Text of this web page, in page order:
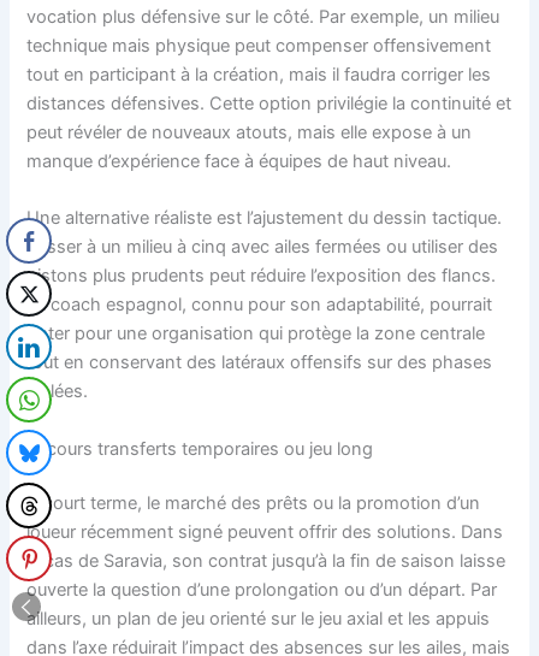
vocation plus défensive sur le côté. Par exemple, un milieu
technique mais physique peut compenser offensivement
tout en participant à la création, mais il faudra corriger les
distances défensives. Cette option privilégie la continuité et
peut révéler de nouveaux atouts, mais elle expose à un
manque d’expérience face à équipes de haut niveau.
Une alternative réaliste est l’ajustement du dessin tactique.
Passer à un milieu à cinq avec ailes fermées ou utiliser des
pistons plus prudents peut réduire l’exposition des flancs.
Le coach espagnol, connu pour son adaptabilité, pourrait
opter pour une organisation qui protège la zone centrale
tout en conservant des latéraux offensifs sur des phases
ciblées.
Recours transferts temporaires ou jeu long
À court terme, le marché des prêts ou la promotion d’un
joueur récemment signé peuvent offrir des solutions. Dans
le cas de Saravia, son contrat jusqu’à la fin de saison laisse
ouverte la question d’une prolongation ou d’un départ. Par
ailleurs, un plan de jeu orienté sur le jeu axial et les appuis
dans l’axe réduirait l’impact des absences sur les ailes, mais